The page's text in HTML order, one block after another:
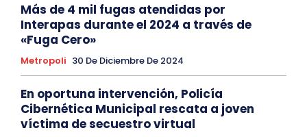
Más de 4 mil fugas atendidas por
Interapas durante el 2024 a través de
«Fuga Cero»
Metropoli 30 De Diciembre De 2024
En oportuna intervención, Policía
Cibernética Municipal rescata a joven
víctima de secuestro virtual